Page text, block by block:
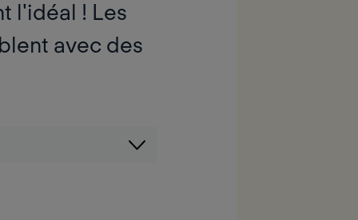
l'idéal ! Les
avec des